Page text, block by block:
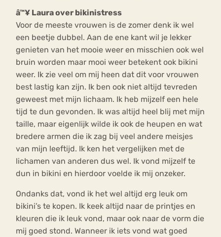
â™¥ Laura over bikinistress
Voor de meeste vrouwen is de zomer denk ik wel
een beetje dubbel. Aan de ene kant wil je lekker
genieten van het mooie weer en misschien ook wel
bruin worden maar mooi weer betekent ook bikini
weer. Ik zie veel om mij heen dat dit voor vrouwen
best lastig kan zijn. Ik ben ook niet altijd tevreden
geweest met mijn lichaam. Ik heb mijzelf een hele
tijd te dun gevonden. Ik was altijd heel blij met mijn
taille, maar eigenlijk wilde ik ook de heupen en wat
bredere armen die ik zag bij veel andere meisjes
van mijn leeftijd. Ik ken het vergelijken met de
lichamen van anderen dus wel. Ik vond mijzelf te
dun in bikini en hierdoor voelde ik mij onzeker.
Ondanks dat, vond ik het wel altijd erg leuk om
bikini’s te kopen. Ik keek altijd naar de printjes en
kleuren die ik leuk vond, maar ook naar de vorm die
mij goed stond. Wanneer ik iets vond wat goed